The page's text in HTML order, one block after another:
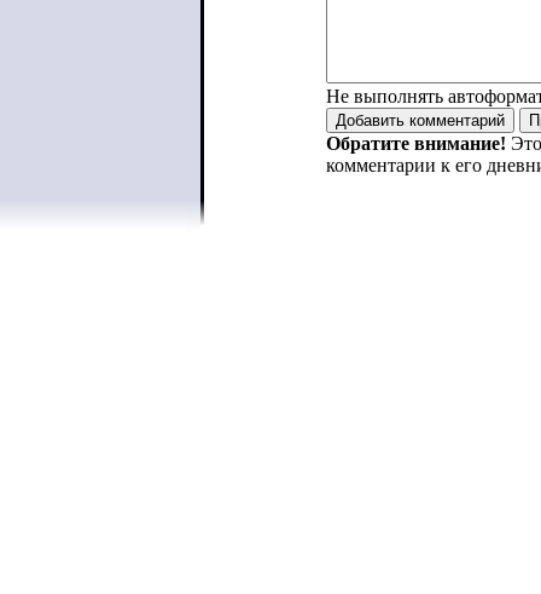
Не выполнять
Обратите внимание!
комментарии к его